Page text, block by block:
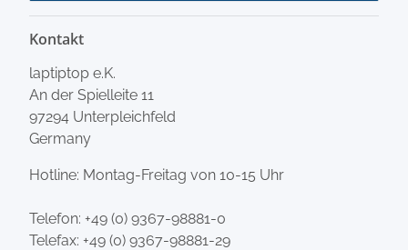
Kontakt
laptiptop e.K.
An der Spielleite 11
97294 Unterpleichfeld
Germany
Hotline: Montag-Freitag von 10-15 Uhr
Telefon: +49 (0) 9367-98881-0
Telefax: +49 (0) 9367-98881-29